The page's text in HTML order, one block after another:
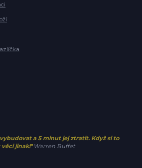
a 5 minut jej ztratit. Když si to
jinak!" Warren Buffet